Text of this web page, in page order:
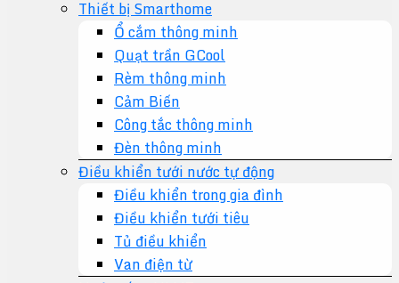
Thiết bị Smarthome
Ổ cắm thông minh
Quạt trần GCool
Rèm thông minh
Cảm Biến
Công tắc thông minh
Đèn thông minh
Điều khiển tưới nước tự động
Điều khiển trong gia đình
Điều khiển tưới tiêu
Tủ điều khiển
Van điện từ